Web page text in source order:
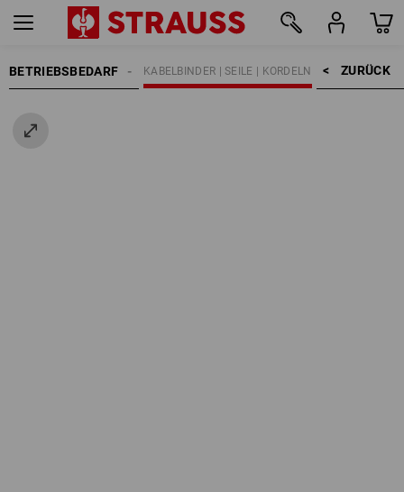
BETRIEBSBEDARF ZURÜCK    >
KABELBINDER | SEILE | KORDELN